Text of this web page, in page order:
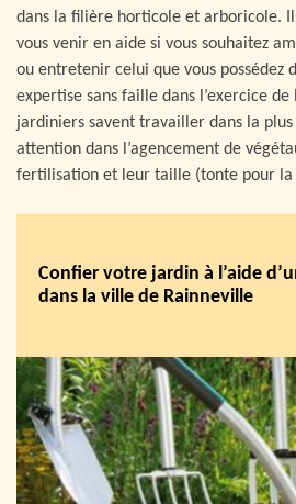
dans la filière horticole et arboricole.
vous venir en aide si vous souhaitez
ou entretenir celui que vous possédez
expertise sans faille dans l’exercice
jardiniers savent travailler dans la
attention dans l’agencement de
fertilisation et leur taille (tonte pour la
Confier votre jardin à l’aide
dans la ville de Rainneville